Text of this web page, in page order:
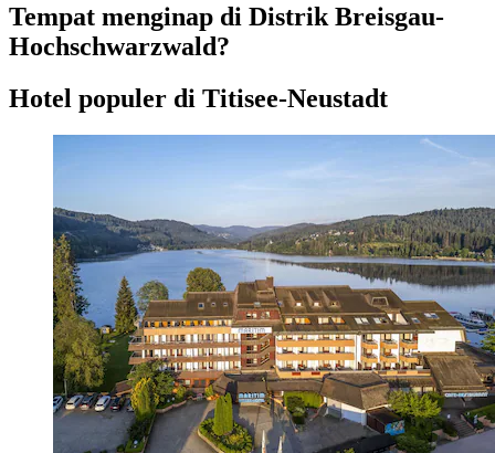
Tempat menginap di Distrik Breisgau-
Hochschwarzwald?
Hotel populer di Titisee-Neustadt